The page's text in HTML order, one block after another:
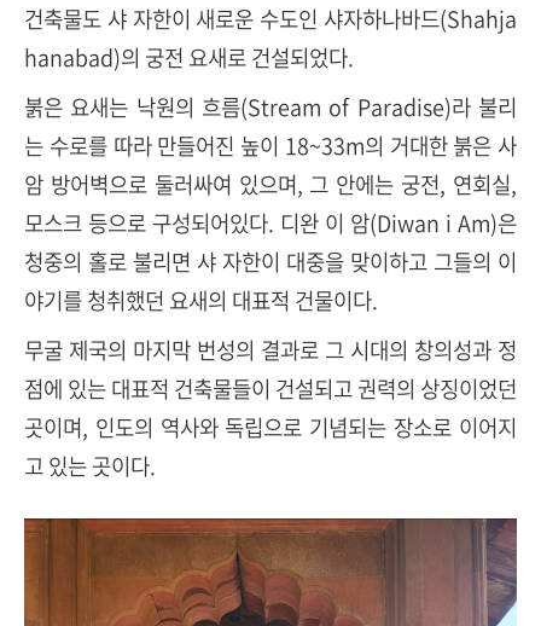
건축물도 샤 자한이 새로운 수도인 샤자하나바드(Shahja
hanabad)의 궁전 요새로 건설되었다.
붉은 요새는 낙원의 흐름(Stream of Paradise)라 불리
는 수로를 따라 만들어진 높이 18~33m의 거대한 붉은 사
암 방어벽으로 둘러싸여 있으며, 그 안에는 궁전, 연회실,
모스크 등으로 구성되어있다. 디완 이 암(Diwan i Am)은
청중의 홀로 불리면 샤 자한이 대중을 맞이하고 그들의 이
야기를 청취했던 요새의 대표적 건물이다.
무굴 제국의 마지막 번성의 결과로 그 시대의 창의성과 정
점에 있는 대표적 건축물들이 건설되고 권력의 상징이었던
곳이며, 인도의 역사와 독립으로 기념되는 장소로 이어지
고 있는 곳이다.